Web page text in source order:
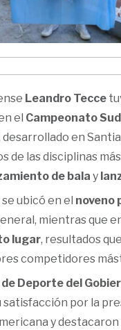
Leandro Tecce
el Campeonato
desarrollado en
de las disciplinas
de bala y
ubicó en el noveno
mientras que
lugar, resultados
competidores
Deporte del
satisfacción por la
y destacaron